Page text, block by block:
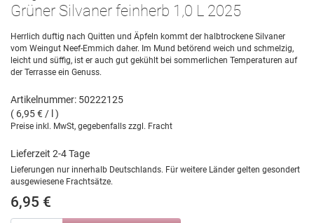
Grüner Silvaner feinherb 1,0 L 2025
Herrlich duftig nach Quitten und Äpfeln kommt der halbtrockene Silvaner
vom Weingut Neef-Emmich daher. Im Mund betörend weich und schmelzig,
leicht und süffig, ist er auch gut gekühlt bei sommerlichen Temperaturen auf
der Terrasse ein Genuss.
Artikelnummer: 50222125
( 6,95 € / l )
Preise inkl. MwSt, gegebenfalls zzgl. Fracht
Lieferzeit 2-4 Tage
Lieferungen nur innerhalb Deutschlands. Für weitere Länder gelten gesondert
ausgewiesene Frachtsätze.
6,95 €